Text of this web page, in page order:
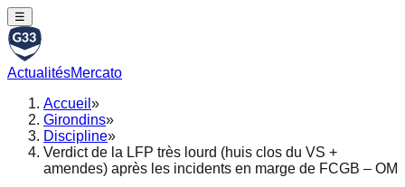
☰
ActualitésMercato
Accueil »
Girondins»
Discipline»
Verdict de la LFP très lourd (huis clos du VS +
amendes) après les incidents en marge de FCGB – OM